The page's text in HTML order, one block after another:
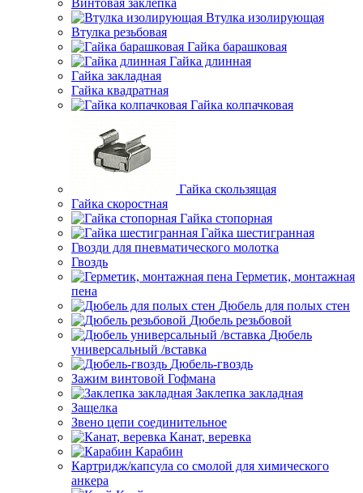
Винтовая заклепка
Втулка изолирующая
Втулка резьбовая
Гайка барашковая
Гайка длинная
Гайка закладная
Гайка квадратная
Гайка колпачковая
Гайка скользящая
Гайка скоростная
Гайка стопорная
Гайка шестигранная
Гвозди для пневматического молотка
Гвоздь
Герметик, монтажная
пена
Дюбель для полых стен
Дюбель резьбовой
Дюбель
универсальный /вставка
Дюбель-гвоздь
Зажим винтовой Гофмана
Заклепка закладная
Защелка
Звено цепи соединительное
Канат, веревка
Карабин
Картридж/капсула со смолой для химического
анкера